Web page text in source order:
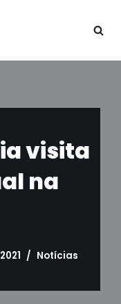
visita
na
Notícias